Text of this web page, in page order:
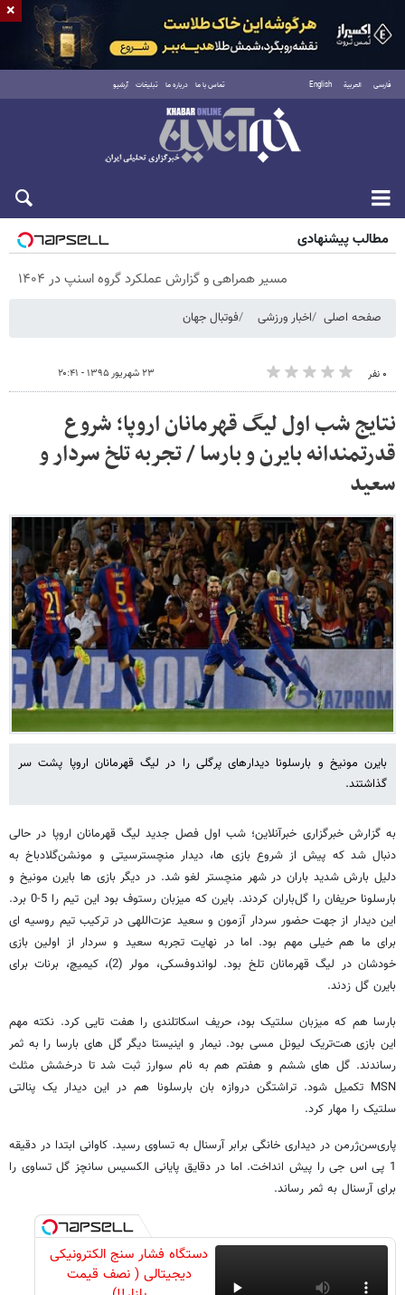
فارسی العربية English تماس با ما درباره ما تبلیغات آرشیو
پنجشنبه ۱۵ مرداد ۱۴۰۵
مطالب پیشنهادی
مسیر همراهی و گزارش عملکرد گروه اسنپ در ۱۴۰۴
صفحه اصلی اخبار ورزشی فوتبال جهان
۰ نفر ۲۳ شهریور ۱۳۹۵ - ۲۰:۴۱
نتایج شب اول لیگ قهرمانان اروپا؛ شروع
قدرتمندانه بایرن و بارسا / تجربه تلخ سردار و
سعید
بایرن مونیخ و بارسلونا دیدارهای پرگلی را در لیگ قهرمانان اروپا پشت سر
گذاشتند.
به گزارش خبرگزاری خبرآنلاین؛ شب اول فصل جدید لیگ قهرمانان اروپا در حالی
دنبال شد که پیش از شروع بازی ها، دیدار منچسترسیتی و مونشن‌گلادباخ به
دلیل بارش شدید باران در شهر منچستر لغو شد. در دیگر بازی ها بایرن مونیخ و
بارسلونا حریفان را گل‌باران کردند. بایرن که میزبان رستوف بود این تیم را 5-0 برد.
این دیدار از جهت حضور سردار آزمون و سعید عزت‌اللهی در ترکیب تیم روسیه ای
برای ما هم خیلی مهم بود. اما در نهایت تجربه سعید و سردار از اولین بازی
خودشان در لیگ قهرمانان تلخ بود. لواندوفسکی، مولر (2)، کیمیچ، برنات برای
بایرن گل زدند.
بارسا هم که میزبان سلتیک بود، حریف اسکاتلندی را هفت تایی کرد. نکته مهم
این بازی هت‌تریک لیونل مسی بود. نیمار و اینیستا دیگر گل های بارسا را به ثمر
رساندند. گل های ششم و هفتم هم به نام سوارز ثبت شد تا درخشش مثلث
MSN تکمیل شود. تراشتگن دروازه بان بارسلونا هم در این دیدار یک پنالتی
سلتیک را مهار کرد.
پاری‌سن‌ژرمن در دیداری خانگی برابر آرسنال به تساوی رسید. کاوانی ابتدا در دقیقه
1 پی اس جی را پیش انداخت. اما در دقایق پایانی الکسیس سانچز گل تساوی را
برای آرسنال به ثمر رساند.
دستگاه فشار سنج الکترونیکی
دیجیتالی ( نصف قیمت
×